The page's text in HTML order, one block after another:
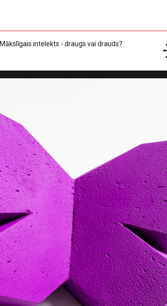
Mākslīgais intelekts - draugs vai drauds?